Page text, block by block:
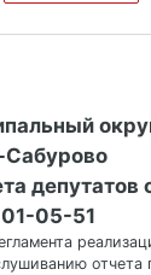
депутатов
05-51
отчета